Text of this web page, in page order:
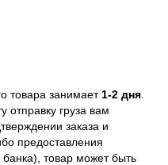
товара занимает 1-2 дня
отправку груза вам
заказа и
предоставления
товар может быть